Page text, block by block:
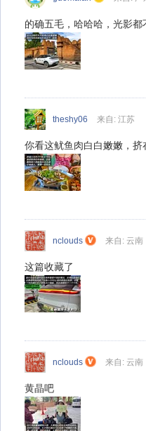
的确五毛，哈哈哈，光影
theshy06 来自: 江苏
你看这鱿鱼肉白白嫩嫩，
nclouds 来自: 云南
这篇收藏了
nclouds 来自: 云南
黄晶吧